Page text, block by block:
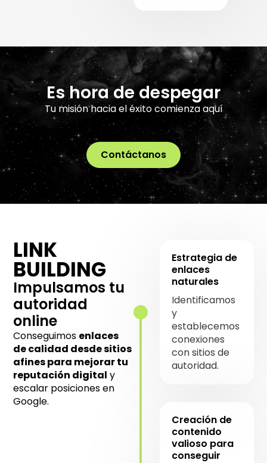
Es hora de despegar
Tu misión hacia el éxito comienza aquí
Contáctanos
LINK
BUILDING
Impulsamos tu
autoridad
online
Conseguimos enlaces
de calidad desde sitios
afines para mejorar tu
reputación digital y
escalar posiciones en
Google.
Estrategia de
enlaces
naturales
Identificamos
y
establecemos
conexiones
con sitios de
autoridad.
Creación de
contenido
valioso para
conseguir